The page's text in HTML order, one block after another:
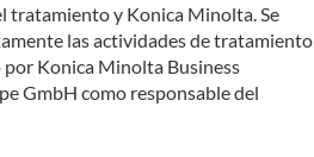
tratamiento y Konica Minolta. Se
las actividades de tratamiento
por Konica Minolta Business
GmbH como responsable del